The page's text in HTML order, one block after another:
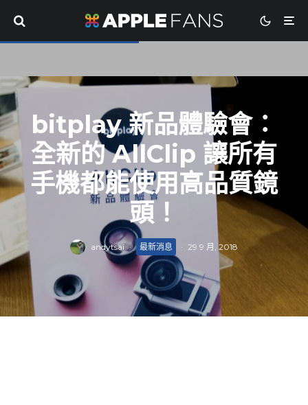
bitplay 新品體驗會：
全新的 AllClip 讓所有
手機都能使用高品質鏡
頭！
andytsai · 最新消息 · 29 9 月, 2018